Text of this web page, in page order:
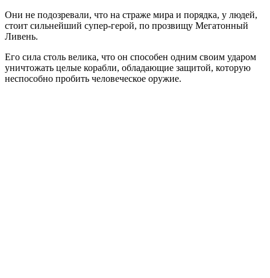
Они не подозревали, что на страже мира и порядка, у людей,
стоит сильнейший супер-герой, по прозвищу Мегатонный
Ливень.
Его сила столь велика, что он способен одним своим ударом
уничтожать целые корабли, обладающие защитой, которую
неспособно пробить человеческое оружие.